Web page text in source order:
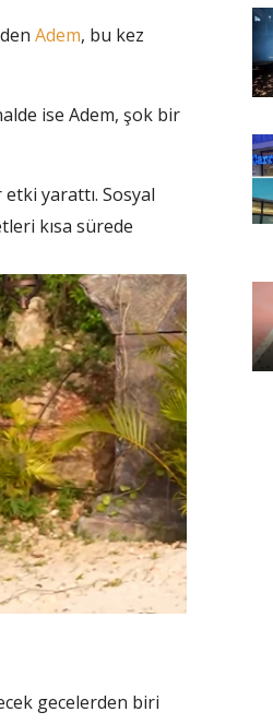
Adem, bu kez
ise Adem, şok bir
yarattı. Sosyal
kısa sürede
gecelerden biri